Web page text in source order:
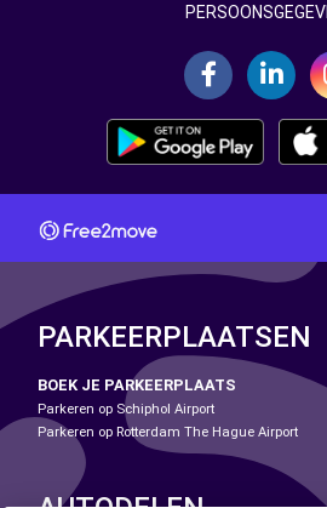
PARKEERPLAATSEN
BOEK JE PARKEERPLAATS
Parkeren op Schiphol Airport
Parkeren op Rotterdam The Hague Airport